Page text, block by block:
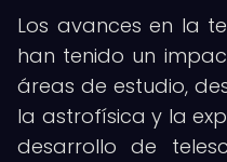
Los avances en la
han tenido un
áreas de estudio,
la astrofísica y la
desarrollo de